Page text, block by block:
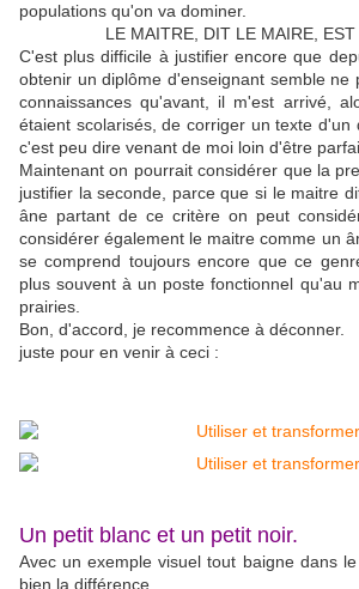
populations qu'on va dominer.
LE MAITRE, DIT LE MAIRE, EST
C'est plus difficile à justifier encore que
obtenir un diplôme d'enseignant semble ne
connaissances qu'avant, il m'est arrivé,
étaient scolarisés, de corriger un texte d'un
c'est peu dire venant de moi loin d'être
Maintenant on pourrait considérer que la
justifier la seconde, parce que si le maitre
âne partant de ce critère on peut
considérer également le maitre comme un
se comprend toujours encore que ce
plus souvent à un poste fonctionnel qu'au
prairies.
Bon, d'accord, je recommence à déconner.
juste pour en venir à ceci :
Un petit blanc et un petit noir.
Avec un exemple visuel tout baigne dans
bien la différence.